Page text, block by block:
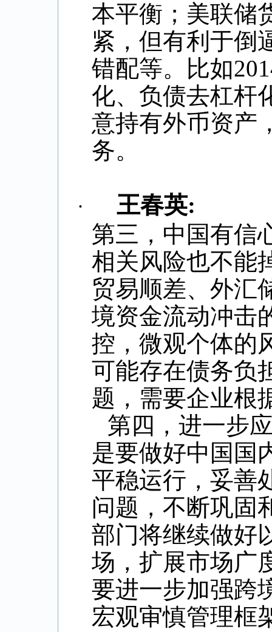
本平衡；美联储
紧，但有利于倒
错配等。比如
化、负债去杠杆
意持有外币资产
务。
· 王春英:
第三，中国有信
相关风险也不能
贸易顺差、外汇
境资金流动冲击
控，微观个体的
可能存在债务负
题，需要企业根
第四，进一步
是要做好中国国
平稳运行，妥善
问题，不断巩固
部门将继续做好
场，扩展市场广
要进一步加强跨
宏观审慎管理框